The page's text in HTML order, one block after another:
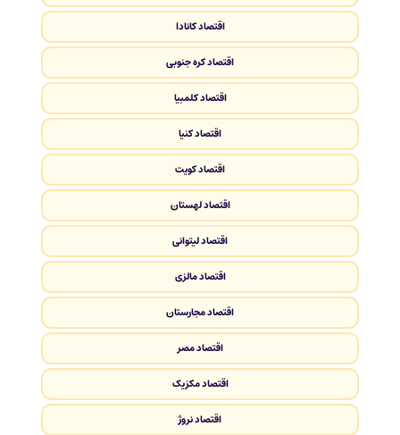
اقتصاد کانادا
اقتصاد کره جنوبی
اقتصاد کلمبیا
اقتصاد کنیا
اقتصاد کویت
اقتصاد لهستان
اقتصاد لیتوانی
اقتصاد مالزی
اقتصاد مجارستان
اقتصاد مصر
اقتصاد مکزیک
اقتصاد نروژ